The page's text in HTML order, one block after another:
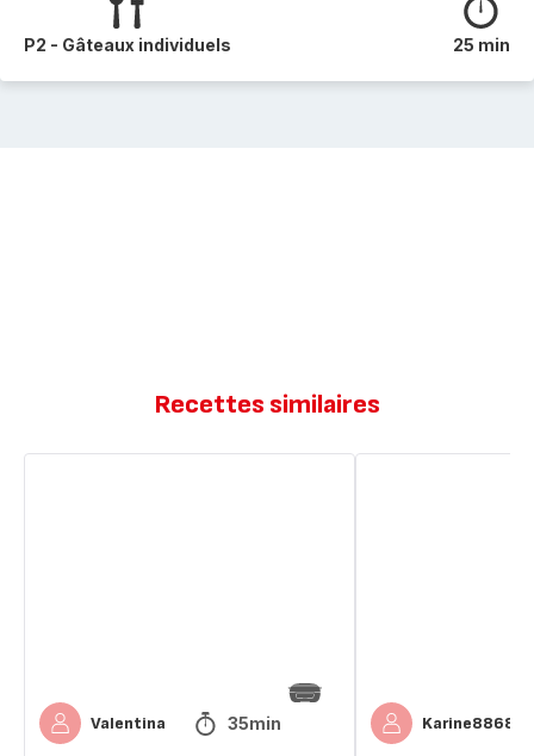
P2 - Gâteaux individuels 25 min
Recettes similaires
Valentina 35min Karine8868